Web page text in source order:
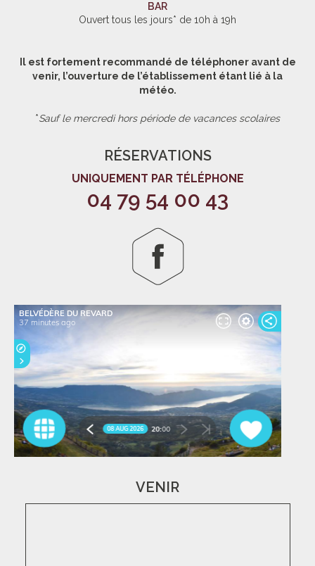
BAR
Ouvert tous les jours* de 10h à 19h
Il est fortement recommandé de téléphoner avant de
venir, l’ouverture de l’établissement étant lié à la
météo.
*Sauf le mercredi hors période de vacances scolaires
RÉSERVATIONS
UNIQUEMENT PAR TÉLÉPHONE
04 79 54 00 43
VENIR